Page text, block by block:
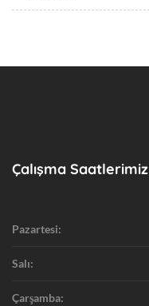
Çalışma Saatlerimiz
Pazartesi:
Salı:
Çarşamba: